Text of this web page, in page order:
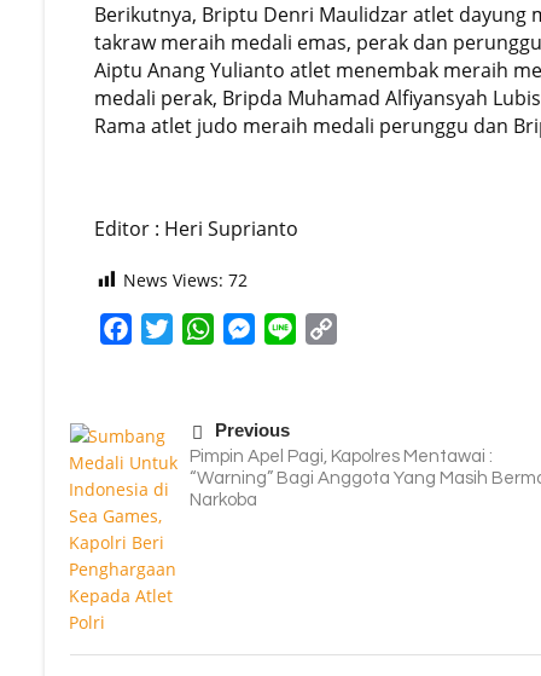
Berikutnya, Briptu Denri Maulidzar atlet dayung
takraw meraih medali emas, perak dan
Aiptu Anang Yulianto atlet menembak meraih
medali perak, Bripda Muhamad Alfiyansyah
Rama atlet judo meraih medali perunggu dan
Editor : Heri Suprianto
News Views:72
FacebookTwitterWhatsAppMessenger
Line
Previous
Pimpin Apel Pagi, Kapolres Mentawai :
“Warning” Bagi Anggota Yang Masih
Narkoba